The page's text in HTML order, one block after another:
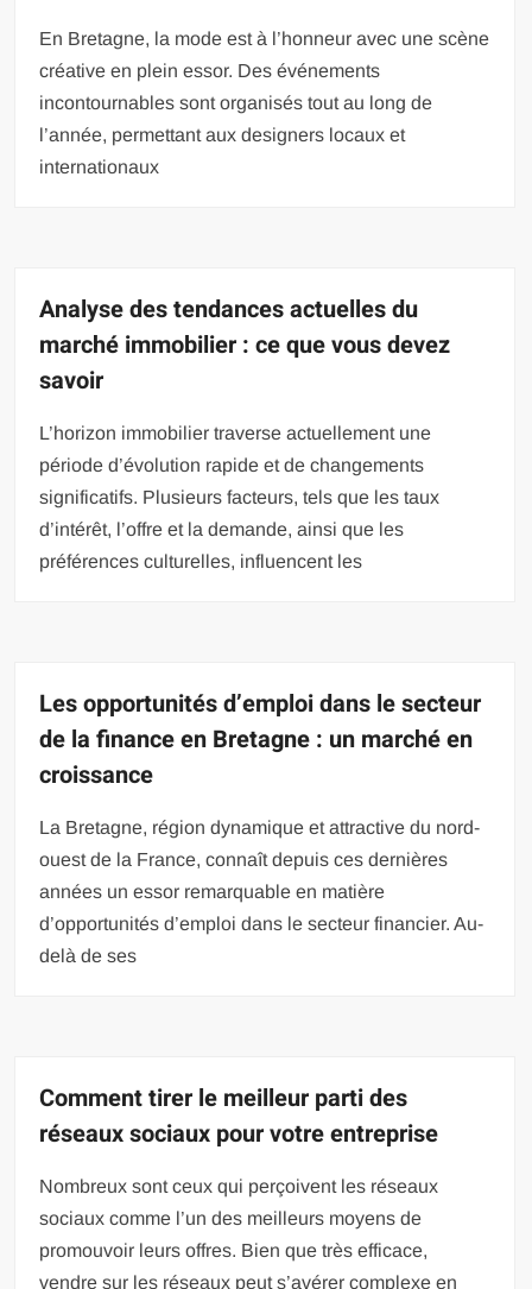
En Bretagne, la mode est à l’honneur avec une scène
créative en plein essor. Des événements
incontournables sont organisés tout au long de
l’année, permettant aux designers locaux et
internationaux
Analyse des tendances actuelles du
marché immobilier : ce que vous devez
savoir
L’horizon immobilier traverse actuellement une
période d’évolution rapide et de changements
significatifs. Plusieurs facteurs, tels que les taux
d’intérêt, l’offre et la demande, ainsi que les
préférences culturelles, influencent les
Les opportunités d’emploi dans le secteur
de la finance en Bretagne : un marché en
croissance
La Bretagne, région dynamique et attractive du nord-
ouest de la France, connaît depuis ces dernières
années un essor remarquable en matière
d’opportunités d’emploi dans le secteur financier. Au-
delà de ses
Comment tirer le meilleur parti des
réseaux sociaux pour votre entreprise
Nombreux sont ceux qui perçoivent les réseaux
sociaux comme l’un des meilleurs moyens de
promouvoir leurs offres. Bien que très efficace,
vendre sur les réseaux peut s’avérer complexe en